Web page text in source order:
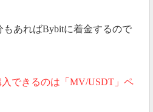
もあればBybitに着金するので
できるのは「MV/USDT」ペ